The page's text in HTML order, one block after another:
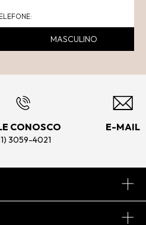
MASCULINO
CONOSCO
3059-4021
E-MAIL